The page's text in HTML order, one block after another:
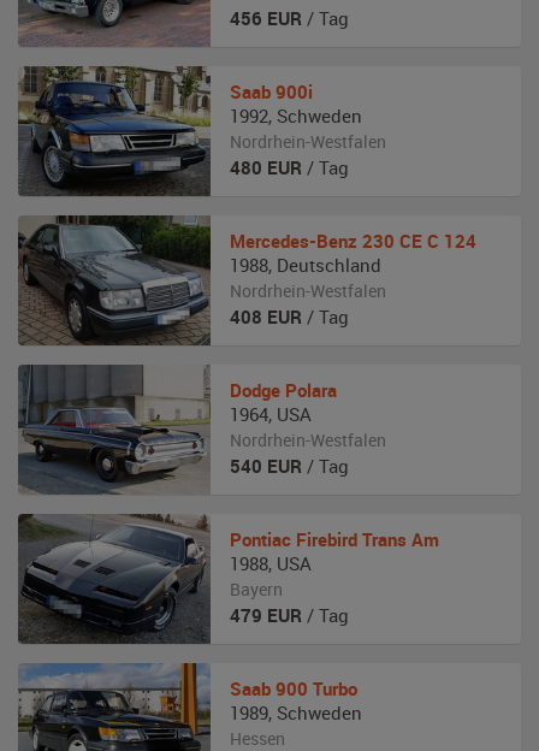
456 EUR / Tag
Saab 900i
1992, Schweden
Nordrhein-Westfalen
480 EUR / Tag
Mercedes-Benz 230 CE C 124
1988, Deutschland
Nordrhein-Westfalen
408 EUR / Tag
Dodge Polara
1964, USA
Nordrhein-Westfalen
540 EUR / Tag
Pontiac Firebird Trans Am
1988, USA
Bayern
479 EUR / Tag
Saab 900 Turbo
1989, Schweden
Hessen